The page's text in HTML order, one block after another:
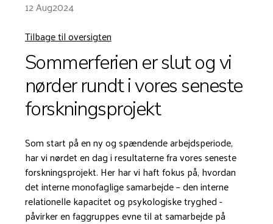
12 Aug2024
Tilbage til oversigten
Sommerferien er slut og vi
nørder rundt i vores seneste
forskningsprojekt
Som start på en ny og spændende arbejdsperiode,
har vi nørdet en dag i resultaterne fra vores seneste
forskningsprojekt. Her har vi haft fokus på, hvordan
det interne monofaglige samarbejde – den interne
relationelle kapacitet og psykologiske tryghed -
påvirker en faggruppes evne til at samarbejde på